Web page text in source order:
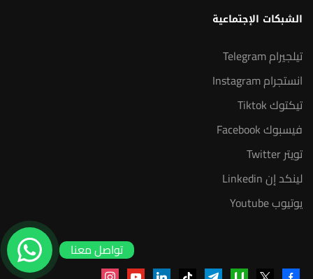
الشبكات الإجتماعية
تيلجيرام Telegram
انستجرام Instagram
تيكتوك Tiktok
فيسبوك Facebook
تويتر Twitter
لينكد إن Linkedin
يوتيوب Youtube
facebook-
x
udemy
telegram
tiktok
linkedin
youtube
instagram
تواصل معنا